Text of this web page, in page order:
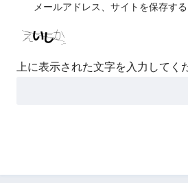
メールアドレス、サイトを保存する
上に表示された文字を入力してく